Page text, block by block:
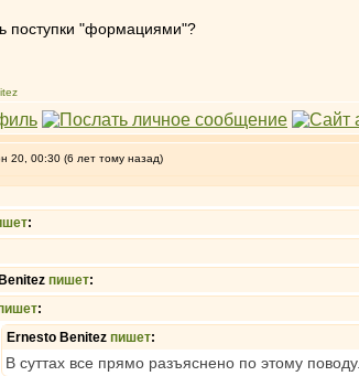
поступки "формациями"?
20, 00:30 (6 лет тому назад)
:
пишет:
:
Ernesto Benitez пишет:
В суттах все прямо разъяснено по этому поводу.